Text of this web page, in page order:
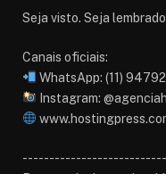
Seja visto. Seja
Canais oficiais:
WhatsApp: (11)
Instagram: